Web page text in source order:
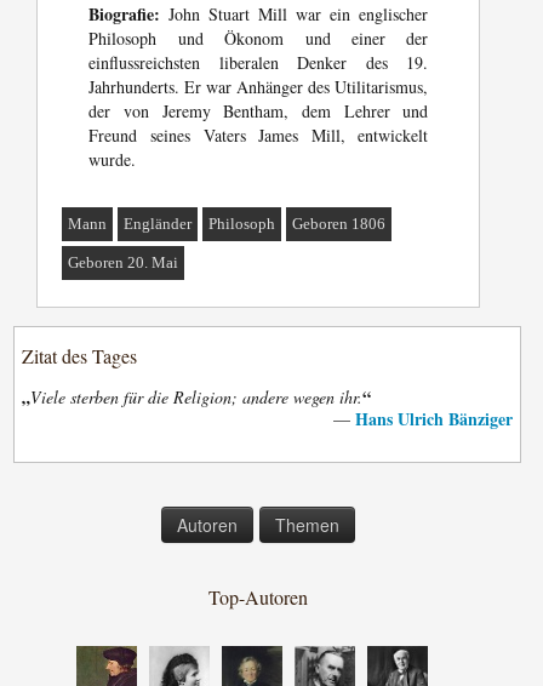
Biografie: John Stuart Mill war ein englischer
Philosoph und Ökonom und einer der
einflussreichsten liberalen Denker des 19.
Jahrhunderts. Er war Anhänger des Utilitarismus,
der von Jeremy Bentham, dem Lehrer und
Freund seines Vaters James Mill, entwickelt
wurde.
Mann Engländer Philosoph Geboren 1806
Geboren 20. Mai
Zitat des Tages
„Viele sterben für die Religion; andere wegen ihr.“
— Hans Ulrich Bänziger
Autoren Themen
Top-Autoren